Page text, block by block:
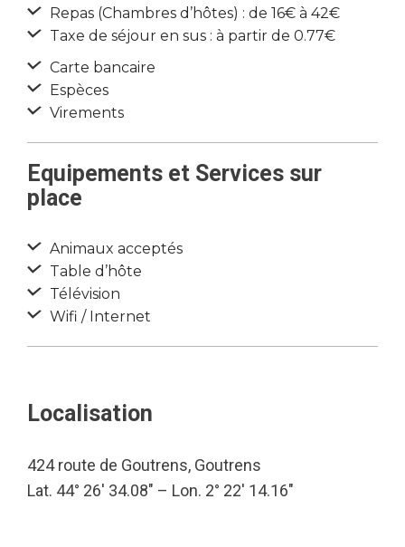
Repas (Chambres d’hôtes) : de 16€ à 42€
Taxe de séjour en sus : à partir de 0.77€
Carte bancaire
Espèces
Virements
Equipements et Services sur
place
Animaux acceptés
Table d’hôte
Télévision
Wifi / Internet
Localisation
424 route de Goutrens, Goutrens
Lat. 44° 26′ 34.08″ – Lon. 2° 22′ 14.16″